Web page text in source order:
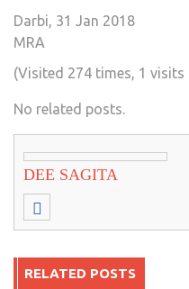
Darbi, 31 Jan 2018
MRA
(Visited 274 times, 1 visits
No related posts.
DEE SAGITA
RELATED POSTS